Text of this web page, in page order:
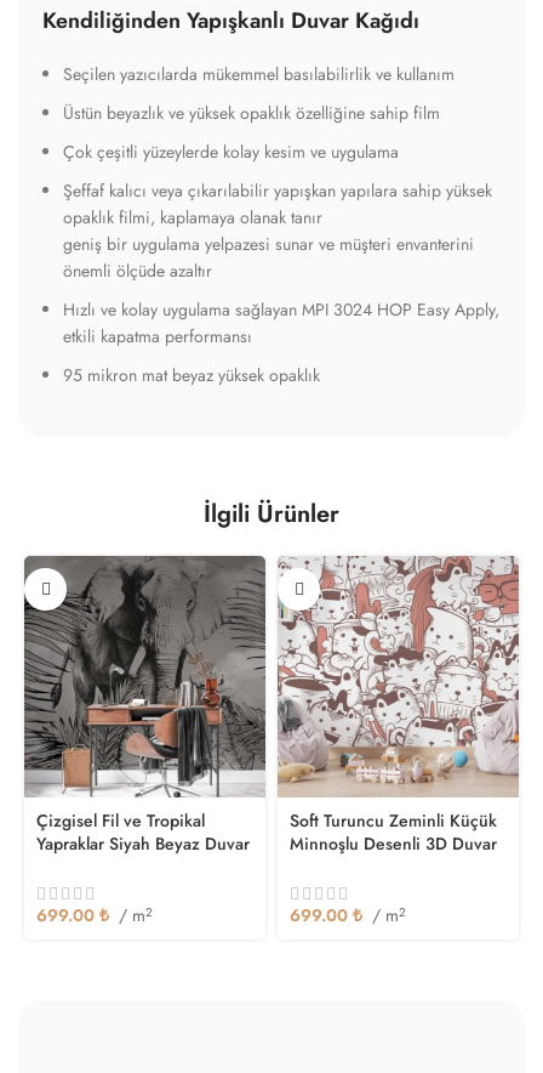
Kendiliğinden Yapışkanlı Duvar Kağıdı
Seçilen yazıcılarda mükemmel basılabilirlik ve kullanım
Üstün beyazlık ve yüksek opaklık özelliğine sahip film
Çok çeşitli yüzeylerde kolay kesim ve uygulama
Şeffaf kalıcı veya çıkarılabilir yapışkan yapılara sahip yüksek
opaklık filmi, kaplamaya olanak tanır
geniş bir uygulama yelpazesi sunar ve müşteri envanterini
önemli ölçüde azaltır
Hızlı ve kolay uygulama sağlayan MPI 3024 HOP Easy Apply,
etkili kapatma performansı
95 mikron mat beyaz yüksek opaklık
İlgili Ürünler
Çizgisel Fil ve Tropikal
Yapraklar Siyah Beyaz Duvar
699.00 ₺ / m2
Soft Turuncu Zeminli Küçük
Minnoşlu Desenli 3D Duvar
699.00 ₺ / m2